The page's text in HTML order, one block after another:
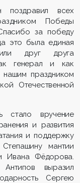
поздравил всех
Победы
за победу
это была единая
друг друга
генерал и как
нашим праздником
Отечественной
стало вручение
и развития
и поддержку
мантии
Ивана Фёдорова.
Антипов выразил
Сергею